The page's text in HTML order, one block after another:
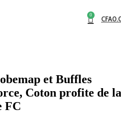
0 CFA
et Buffles
Coton profite de la
FC